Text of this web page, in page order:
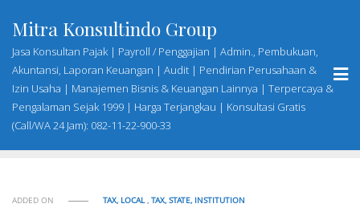
content
Mitra Konsultindo Group
Jasa Konsultan Pajak | Payroll / Penggajian | Admin., Pembukuan,
Akuntansi, Laporan Keuangan | Audit | Pendirian Perusahaan &
Izin Usaha | Manajemen Bisnis & Keuangan Lainnya | Terpercaya &
Pengalaman Sejak 1999 | Harga Terjangkau | Konsultasi Gratis
(Call/WA 24 Jam): 082-11-22-900-33
ADDED ON TAX, LOCAL,TAX, STATE, INSTITUTION